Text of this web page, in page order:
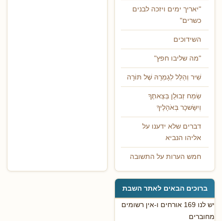
"יאריך ימים ויזכה לבנים
כשרים"
השידוכים
"מה שליבו חפץ"
שִׁיר וְהַלֵּל לְגָמְרָהּ שֶׁל תּוֹרָה
שְׂמַח זְבוּלֻן בְּצֵאתֶךָ
וְיִשָּׂשכָר בְּאֹהָלֶיךָ
דברים שלא ידענו על
אליהו הנביא
חמש הערות על התשובה
ברוכים הבאים לאתר השבת
יש לנו 169 אורחים ו-אין רשומים
מחוברים